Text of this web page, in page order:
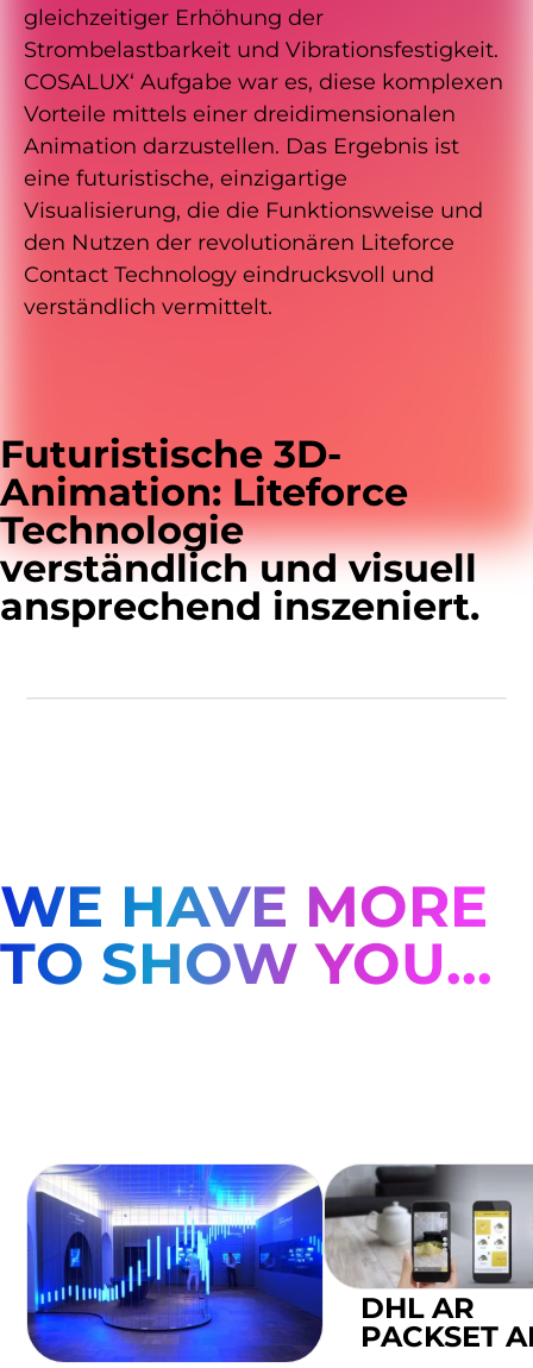
gleichzeitiger Erhöhung der
Strombelastbarkeit und Vibrationsfestigkeit.
COSALUX‘ Aufgabe war es, diese komplexen
Vorteile mittels einer dreidimensionalen
Animation darzustellen. Das Ergebnis ist
eine futuristische, einzigartige
Visualisierung, die die Funktionsweise und
den Nutzen der revolutionären Liteforce
Contact Technology eindrucksvoll und
verständlich vermittelt.
Futuristische 3D-
Animation: Liteforce
Technologie
verständlich und visuell
ansprechend inszeniert.
WE HAVE MORE
TO SHOW YOU...
DHL AR
PACKSET